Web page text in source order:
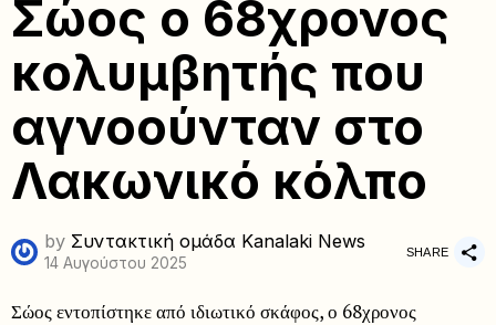
Σώος ο 68χρονος
κολυμβητής που
αγνοούνταν στο
Λακωνικό κόλπο
by Συντακτική ομάδα Kanalaki News
14 Αυγούστου 2025
SHARE
Σώος εντοπίστηκε από ιδιωτικό σκάφος, ο 68χρονος